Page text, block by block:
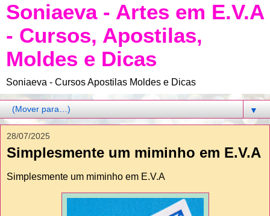
Soniaeva - Artes em E.V.A
- Cursos, Apostilas,
Moldes e Dicas
Soniaeva - Cursos Apostilas Moldes e Dicas
▼
28/07/2025
Simplesmente um miminho em E.V.A
Simplesmente um miminho em E.V.A